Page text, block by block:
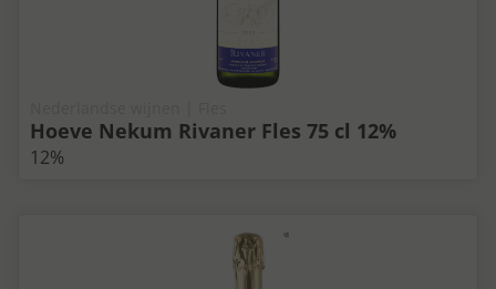
Hoeve Nekum Rivaner Fles 75 cl 12%
12%